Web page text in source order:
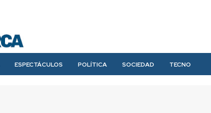
ESPECTÁCULOS POLÍTICA SOCIEDAD TECNO